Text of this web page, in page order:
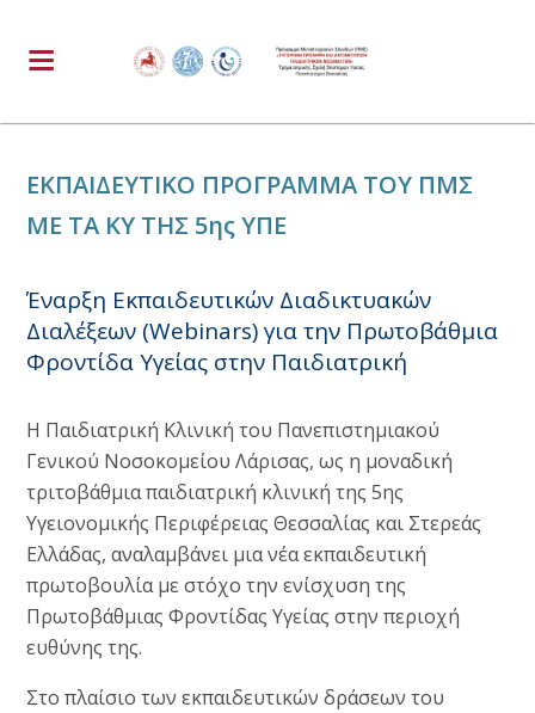
ΕΚΠΑΙΔΕΥΤΙΚΟ ΠΡΟΓΡΑΜΜΑ ΤΟΥ ΠΜΣ
ΜΕ ΤΑ ΚΥ ΤΗΣ 5ης ΥΠΕ
Έναρξη Εκπαιδευτικών Διαδικτυακών
Διαλέξεων (Webinars) για την Πρωτοβάθμια
Φροντίδα Υγείας στην Παιδιατρική
Η Παιδιατρική Κλινική του Πανεπιστημιακού
Γενικού Νοσοκομείου Λάρισας, ως η μοναδική
τριτοβάθμια παιδιατρική κλινική της 5ης
Υγειονομικής Περιφέρειας Θεσσαλίας και Στερεάς
Ελλάδας, αναλαμβάνει μια νέα εκπαιδευτική
πρωτοβουλία με στόχο την ενίσχυση της
Πρωτοβάθμιας Φροντίδας Υγείας στην περιοχή
ευθύνης της.
Στο πλαίσιο των εκπαιδευτικών δράσεων του